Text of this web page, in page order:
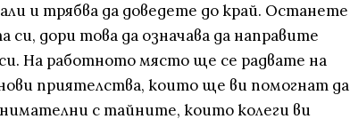
и трябва да доведете до край. Останете
си, дори това да означава да направите
На работното място ще се радвате на
приятелства, които ще ви помогнат да
с тайните, които колеги ви